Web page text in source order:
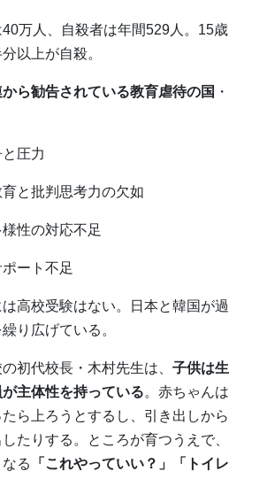
40万人、自殺者は年間529人。 15歳
以上が自殺。
ら勧告されている教育虐待の国 ・
圧力
と批判思考力の欠如
性の対応不足
ート不足
高校受験はない。日本と韓国が過
り広げている。
初代校長・木村先生は、子供は生
主体性を持っている。赤ちゃんは
ら上ろうとするし、引き出しから
たりする。ところが育つうえで、
る
「これやっていい？」「トイレ